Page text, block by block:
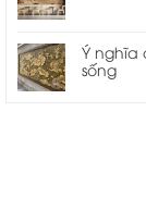
Ý nghĩa
sống